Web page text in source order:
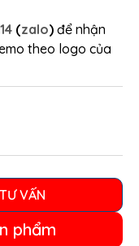
(zalo) để nhận
theo logo của
VẤN
phẩm